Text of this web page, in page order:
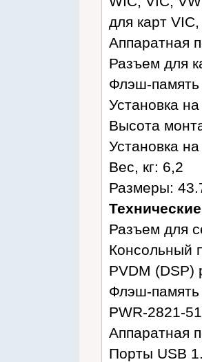
для карт
Аппаратная
Разъем для
Флэш-
Установка
Высота
Установка
Вес, кг: 6,2
Размеры:
Разъем для
Консольный
PVDM (DSP)
Флэш-
PWR-2821-
Аппаратная
Порты USB